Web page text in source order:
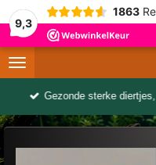
9,3
1863
Gezonde sterke